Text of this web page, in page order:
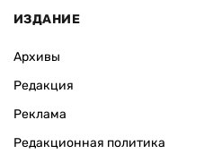
ИЗДАНИЕ
Архивы
Редакция
Реклама
Редакционная политика